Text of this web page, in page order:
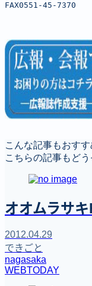
FAX0551-45-7370
こんな記事もおすす
こちらの記事もど
オオムラサ
2012.04.29
できごと
nagasaka
WEBTODAY